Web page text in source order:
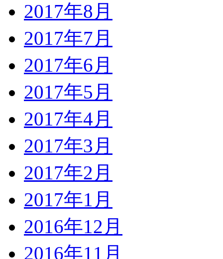
2017年8月
2017年7月
2017年6月
2017年5月
2017年4月
2017年3月
2017年2月
2017年1月
2016年12月
2016年11月